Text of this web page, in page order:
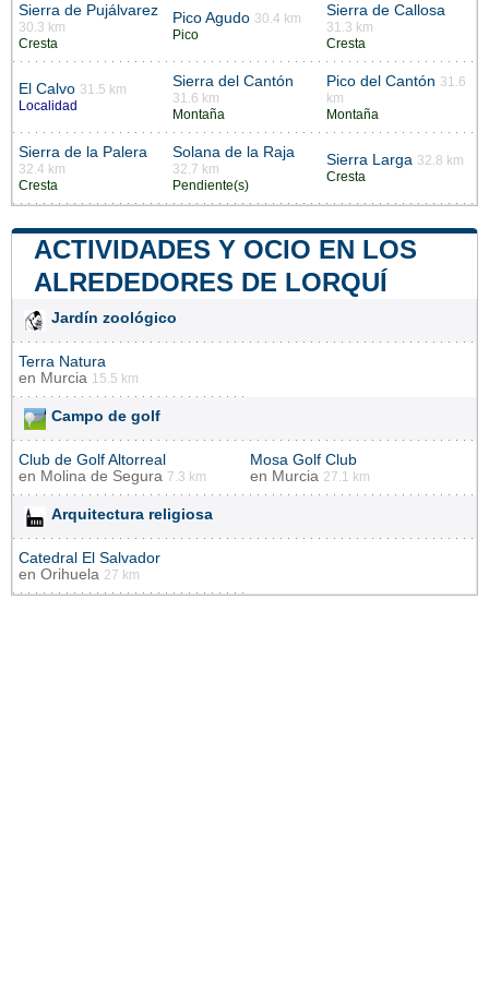
Sierra de Pujálvarez
30.3 km
Cresta
Pico Agudo 30.4 km
Pico
Sierra de Callosa
31.3 km
Cresta
El Calvo 31.5 km
Localidad
Sierra del Cantón
31.6 km
Montaña
Pico del Cantón 31.6
km
Montaña
Sierra de la Palera
32.4 km
Cresta
Solana de la Raja
32.7 km
Pendiente(s)
Sierra Larga 32.8 km
Cresta
ACTIVIDADES Y OCIO EN LOS
ALREDEDORES DE LORQUÍ
Jardín zoológico
Terra Natura
en Murcia 15.5 km
Campo de golf
Club de Golf Altorreal
en Molina de Segura 7.3 km
Mosa Golf Club
en Murcia 27.1 km
Arquitectura religiosa
Catedral El Salvador
en Orihuela 27 km